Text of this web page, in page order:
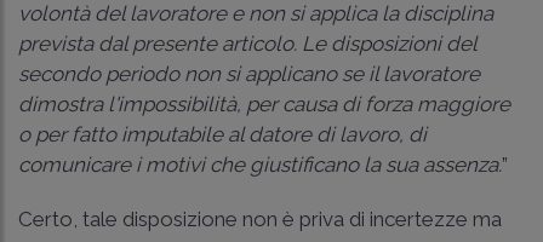
volontà del lavoratore e non si applica la disciplina
prevista dal presente articolo. Le disposizioni del
secondo periodo non si applicano se il lavoratore
dimostra l'impossibilità, per causa di forza maggiore
o per fatto imputabile al datore di lavoro, di
comunicare i motivi che giustificano la sua assenza.”
Certo, tale disposizione non è priva di incertezze ma